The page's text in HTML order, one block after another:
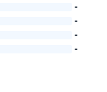
-
-
-
-